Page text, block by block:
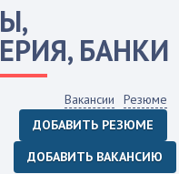
БАНКИ
Вакансии
Резюме
ДОБАВИТЬ РЕЗЮМЕ
ДОБАВИТЬ ВАКАНСИЮ